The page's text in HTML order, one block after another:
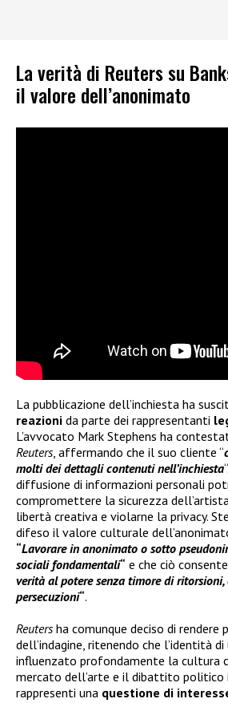
La verità di Reuters su
il valore dell’anonimato
La pubblicazione dell’inchiesta ha
reazioni da parte dei rappresentanti
L’avvocato Mark Stephens ha
Reuters, affermando che il suo cliente “
molti dei dettagli contenuti nell’inchiesta
diffusione di informazioni personali
compromettere la sicurezza
libertà creativa e violarne la privacy.
difeso il valore culturale
“Lavorare in anonimato o sotto
sociali fondamentali“ e che ciò
verità al potere senza timore di ritorsioni,
persecuzioni“.
Reutersha comunque deciso di rendere
dell’indagine, ritenendo che l’identità
influenzato profondamente la cultura
mercato dell’arte e il dibattito politico
rappresenti una questione di